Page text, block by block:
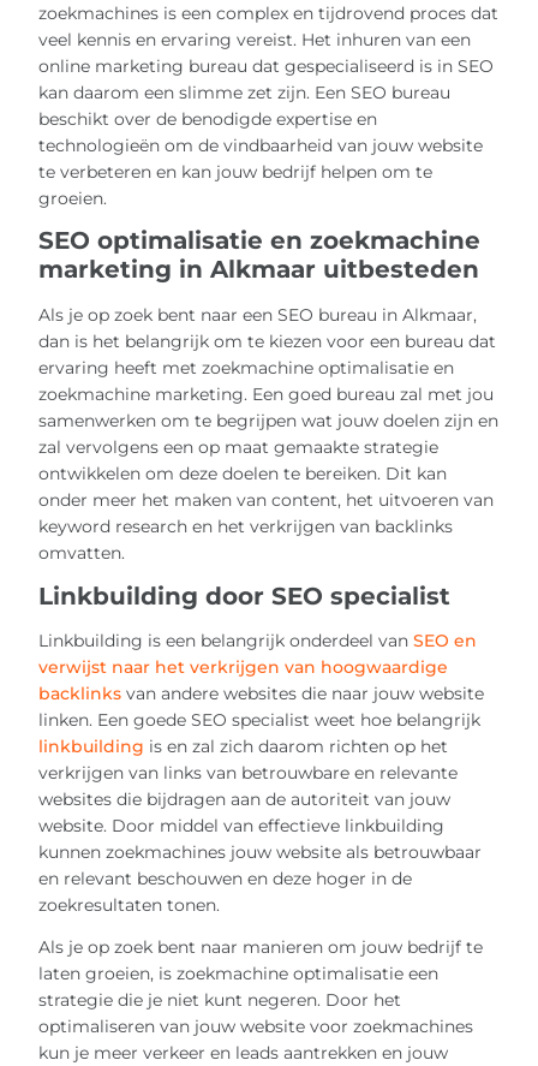
zoekmachines is een complex en tijdrovend proces dat
veel kennis en ervaring vereist. Het inhuren van een
online marketing bureau dat gespecialiseerd is in SEO
kan daarom een slimme zet zijn. Een SEO bureau
beschikt over de benodigde expertise en
technologieën om de vindbaarheid van jouw website
te verbeteren en kan jouw bedrijf helpen om te
groeien.
SEO optimalisatie en zoekmachine
marketing in Alkmaar uitbesteden
Als je op zoek bent naar een SEO bureau in Alkmaar,
dan is het belangrijk om te kiezen voor een bureau dat
ervaring heeft met zoekmachine optimalisatie en
zoekmachine marketing. Een goed bureau zal met jou
samenwerken om te begrijpen wat jouw doelen zijn en
zal vervolgens een op maat gemaakte strategie
ontwikkelen om deze doelen te bereiken. Dit kan
onder meer het maken van content, het uitvoeren van
keyword research en het verkrijgen van backlinks
omvatten.
Linkbuilding door SEO specialist
Linkbuilding is een belangrijk onderdeel vanSEO en
verwijst naar het verkrijgen van hoogwaardige
backlinks van andere websites die naar jouw website
linken. Een goede SEO specialist weet hoe belangrijk
linkbuilding is en zal zich daarom richten op het
verkrijgen van links van betrouwbare en relevante
websites die bijdragen aan de autoriteit van jouw
website. Door middel van effectieve linkbuilding
kunnen zoekmachines jouw website als betrouwbaar
en relevant beschouwen en deze hoger in de
zoekresultaten tonen.
Als je op zoek bent naar manieren om jouw bedrijf te
laten groeien, is zoekmachine optimalisatie een
strategie die je niet kunt negeren. Door het
optimaliseren van jouw website voor zoekmachines
kun je meer verkeer en leads aantrekken en jouw